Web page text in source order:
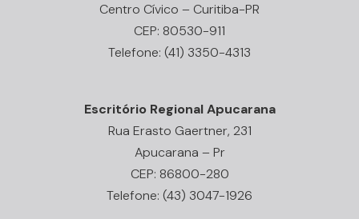
Centro Cívico – Curitiba-PR
CEP: 80530-911
Telefone: (41) 3350-4313
Escritório Regional Apucarana
Rua Erasto Gaertner, 231
Apucarana – Pr
CEP: 86800-280
Telefone: (43) 3047-1926